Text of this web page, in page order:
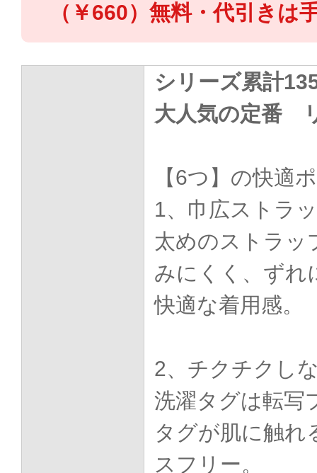
（￥660）無料・代引きは
シリーズ累計
大人気の定番
【6つ】の快適
1、巾広ストラ
太めのストラッ
みにくく、ずれ
快適な着用感。
2、チクチクし
洗濯タグは転写
タグが肌に触れ
スフリー。